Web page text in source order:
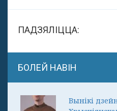
ПАДЗЯЛІЦЦА:
БОЛЕЙ НАВІН
Вынікі